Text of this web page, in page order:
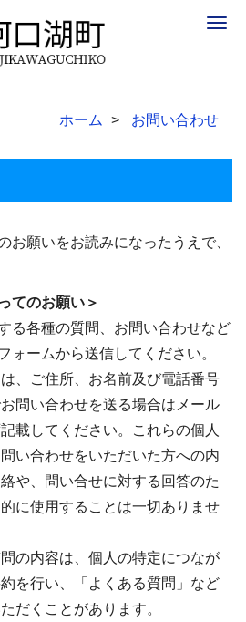
ホーム お問い合わせ
お願いをお読みになったうえで、
てのお願い＞
る各種の質問、お問い合わせなど
ォームから送信してください。
、ご住所、お名前及び電話番号
お問い合わせを送る場合はメール
載してください。これらの個人
い合わせをいただいた方への内
や、問い合せに対する回答のた
に使用することは一切ありませ
の内容は、個人の特定につなが
を行い、「よくある質問」など
だくことがあります。